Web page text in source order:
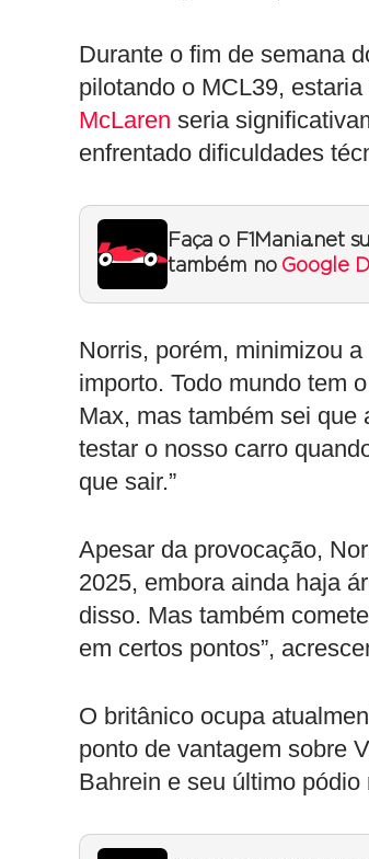
Durante o fim de semana
pilotando o MCL39,
McLaren seria
enfrentado dificuldades
Faça o F1Mania.net
também no Google
Norris, porém, minimizou
importo. Todo mundo tem
Max, mas também sei
testar o nosso carro
que sair.”
Apesar da provocação,
2025, embora ainda haja
disso. Mas também
em certos pontos”,
O britânico ocupa
ponto de vantagem sobre
Bahrein e seu último